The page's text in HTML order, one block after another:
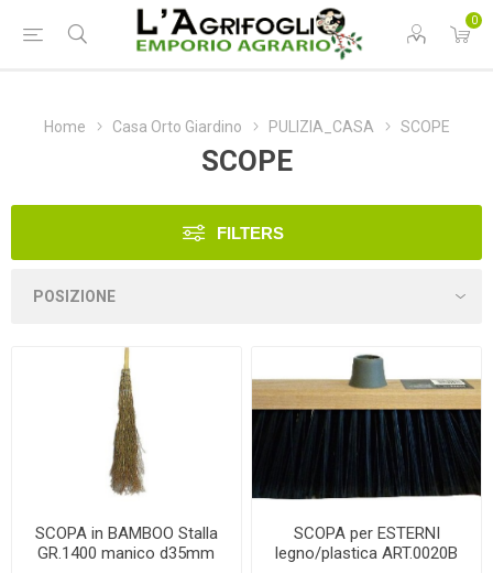
0
Home Casa Orto Giardino PULIZIA_CASA SCOPE
SCOPE
FILTERS
SCOPA in BAMBOO Stalla
GR.1400 manico d35mm
SCOPA per ESTERNI
legno/plastica ART.0020B